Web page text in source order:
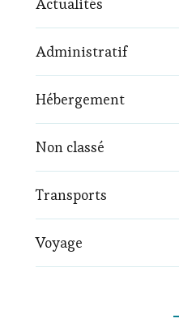
Administratif
Hébergement
Non classé
Transports
Voyage